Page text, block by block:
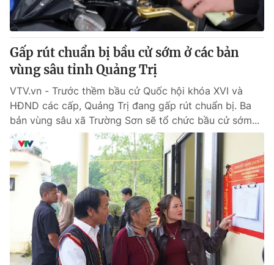
Gấp rút chuẩn bị bầu cử sớm ở các bản
vùng sâu tỉnh Quảng Trị
VTV.vn - Trước thềm bầu cử Quốc hội khóa XVI và
HĐND các cấp, Quảng Trị đang gấp rút chuẩn bị. Ba
bản vùng sâu xã Trường Sơn sẽ tổ chức bầu cử sớm...